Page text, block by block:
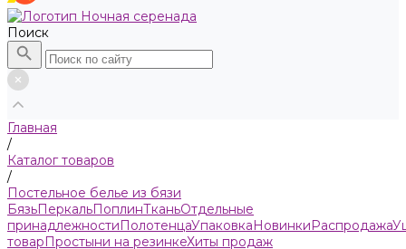
Поиск
Главная
/
Каталог товаров
/
Пocтельнoe бeлье из бязи
БязьПeркaльПоплинТканьОтдельные
принадлежностиПолотенцаУпаковкаНовинкиРаспродажа
товарПростыни на резинкеХиты продаж